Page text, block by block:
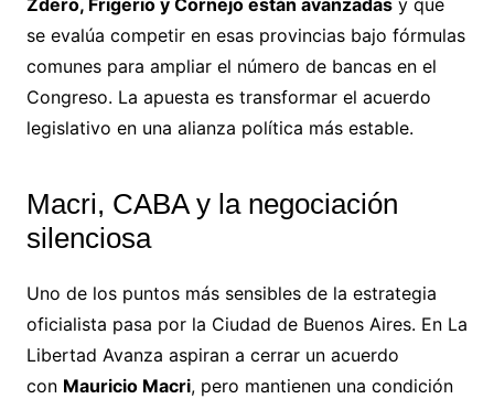
Zdero, Frigerio y Cornejo están avanzadasy que
se evalúa competir en esas provincias bajo fórmulas
comunes para ampliar el número de bancas en el
Congreso. La apuesta es transformar el acuerdo
legislativo en una alianza política más estable.
Macri, CABA y la negociación
silenciosa
Uno de los puntos más sensibles de la estrategia
oficialista pasa por la Ciudad de Buenos Aires. En La
Libertad Avanza aspiran a cerrar un acuerdo
con Mauricio Macri, pero mantienen una condición